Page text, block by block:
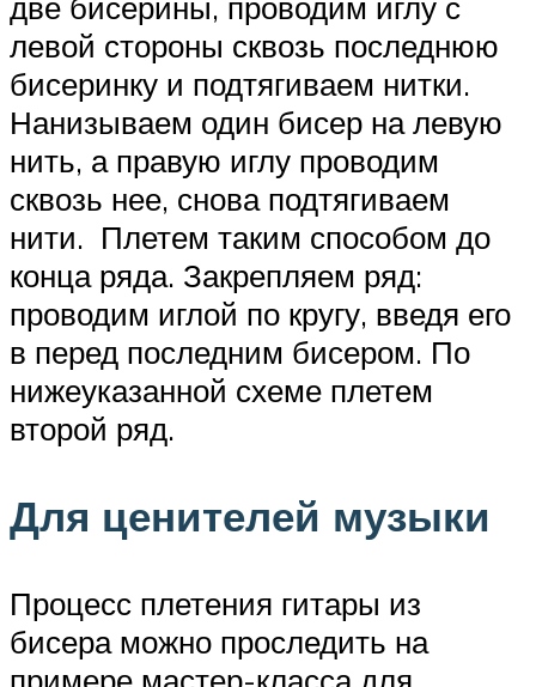
левой стороны сквозь последнюю
бисеринку и подтягиваем нитки.
Нанизываем один бисер на левую
нить, а правую иглу проводим
сквозь нее, снова подтягиваем
нити. Плетем таким способом до
конца ряда. Закрепляем ряд:
проводим иглой по кругу, введя его
в перед последним бисером. По
нижеуказанной схеме плетем
второй ряд.
Для ценителей музыки
Процесс плетения гитары из
бисера можно проследить на